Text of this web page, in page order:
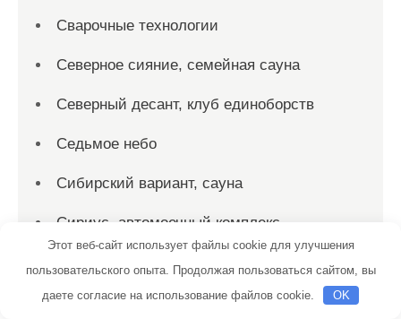
Сварочные технологии
Северное сияние, семейная сауна
Северный десант, клуб единоборств
Седьмое небо
Сибирский вариант, сауна
Сириус, автомоечный комплекс
Скиф, автомойка
Скиф, автомойка
Этот веб-сайт использует файлы cookie для улучшения
пользовательского опыта. Продолжая пользоваться сайтом, вы
даете согласие на использование файлов cookie.
OK